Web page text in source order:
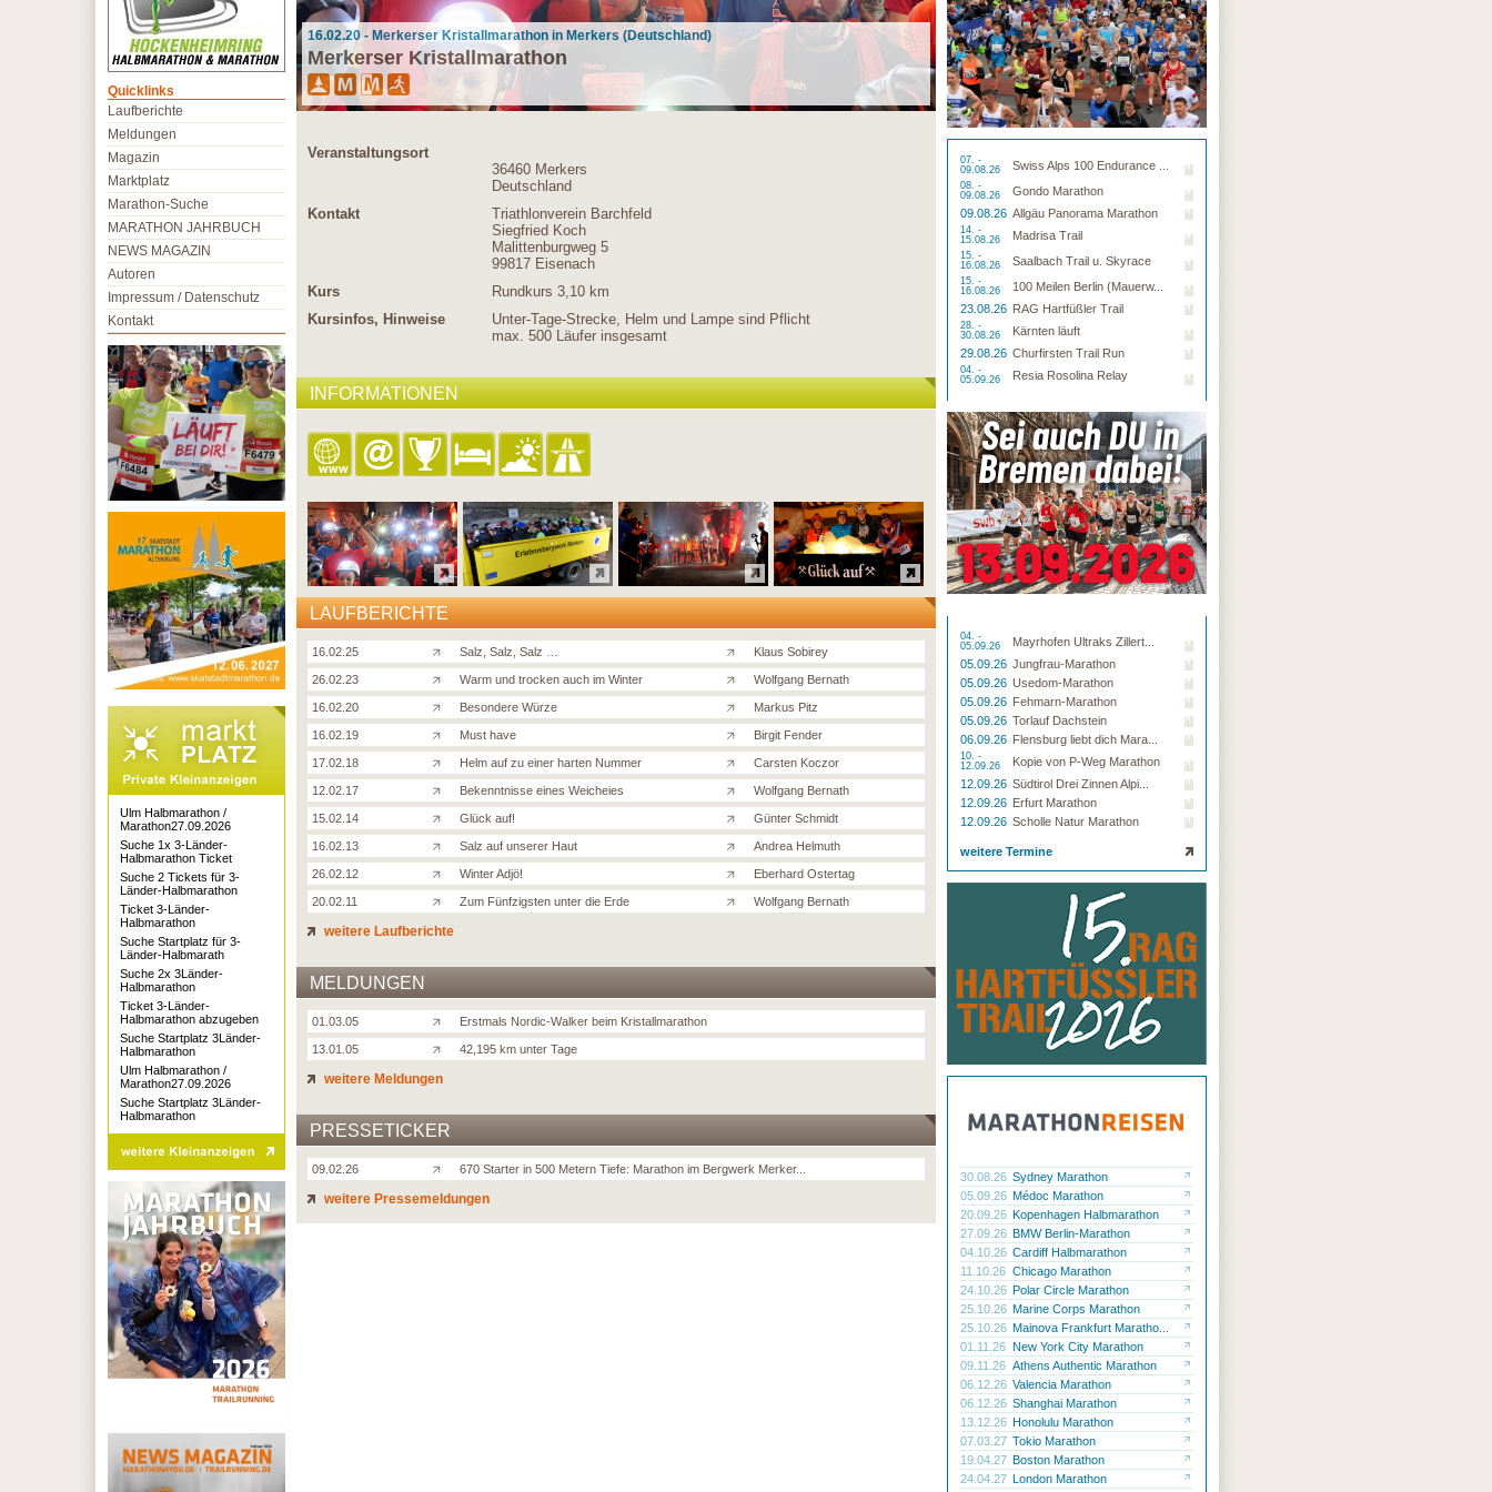
16.02.20 - Merkerser Kristallmarathon in Merkers (Deutschland)
Merkerser Kristallmarathon
Veranstaltungsort
36460 Merkers
Deutschland
Kontakt
Triathlonverein Barchfeld
Siegfried Koch
Malittenburgweg 5
99817 Eisenach
Kurs
Rundkurs 3,10 km
Kursinfos, Hinweise
Unter-Tage-Strecke, Helm und Lampe sind Pflicht
max. 500 Läufer insgesamt
INFORMATIONEN
LAUFBERICHTE
16.02.25 Salz, Salz, Salz … Klaus Sobirey
26.02.23 Warm und trocken auch im Winter Wolfgang Bernath
16.02.20 Besondere Würze Markus Pitz
16.02.19 Must have Birgit Fender
17.02.18 Helm auf zu einer harten Nummer Carsten Koczor
12.02.17 Bekenntnisse eines Weicheies Wolfgang Bernath
15.02.14 Glück auf! Günter Schmidt
16.02.13 Salz auf unserer Haut Andrea Helmuth
26.02.12 Winter Adjö! Eberhard Ostertag
20.02.11 Zum Fünfzigsten unter die Erde Wolfgang Bernath
weitere Laufberichte
MELDUNGEN
01.03.05 Erstmals Nordic-Walker beim Kristallmarathon
13.01.05 42,195 km unter Tage
weitere Meldungen
PRESSETICKER
09.02.26 670 Starter in 500 Metern Tiefe: Marathon im Bergwerk Merker...
weitere Pressemeldungen
07. -
09.08.26
Swiss Alps 100 Endurance ...
08. -
09.08.26
Gondo Marathon
09.08.26 Allgäu Panorama Marathon
14. -
15.08.26
Madrisa Trail
15. -
16.08.26
Saalbach Trail u. Skyrace
15. -
16.08.26
100 Meilen Berlin (Mauerw...
23.08.26 RAG Hartfüßler Trail
28. -
30.08.26
Kärnten läuft
29.08.26 Churfirsten Trail Run
04. -
05.09.26
Resia Rosolina Relay
04. -
05.09.26
Mayrhofen Ultraks Zillert...
05.09.26 Jungfrau-Marathon
05.09.26 Usedom-Marathon
05.09.26 Fehmarn-Marathon
05.09.26 Torlauf Dachstein
06.09.26 Flensburg liebt dich Mara...
10. -
12.09.26
Kopie von P-Weg Marathon
12.09.26 Südtirol Drei Zinnen Alpi...
12.09.26 Erfurt Marathon
12.09.26 Scholle Natur Marathon
weitere Termine
30.08.26 Sydney Marathon
05.09.26 Médoc Marathon
20.09.26 Kopenhagen Halbmarathon
27.09.26 BMW Berlin-Marathon
04.10.26 Cardiff Halbmarathon
11.10.26 Chicago Marathon
24.10.26 Polar Circle Marathon
25.10.26 Marine Corps Marathon
25.10.26 Mainova Frankfurt Maratho...
01.11.26 New York City Marathon
09.11.26 Athens Authentic Marathon
06.12.26 Valencia Marathon
06.12.26 Shanghai Marathon
13.12.26 Honolulu Marathon
07.03.27 Tokio Marathon
19.04.27 Boston Marathon
24.04.27 London Marathon
Quicklinks
Laufberichte
Meldungen
Magazin
Marktplatz
Marathon-Suche
MARATHON JAHRBUCH
NEWS MAGAZIN
Autoren
Impressum / Datenschutz
Kontakt
Ulm Halbmarathon /
Marathon27.09.2026
Suche 1x 3-Länder-
Halbmarathon Ticket
Suche 2 Tickets für 3-
Länder-Halbmarathon
Ticket 3-Länder-
Halbmarathon
Suche Startplatz für 3-
Länder-Halbmarath
Suche 2x 3Länder-
Halbmarathon
Ticket 3-Länder-
Halbmarathon abzugeben
Suche Startplatz 3Länder-
Halbmarathon
Ulm Halbmarathon /
Marathon27.09.2026
Suche Startplatz 3Länder-
Halbmarathon